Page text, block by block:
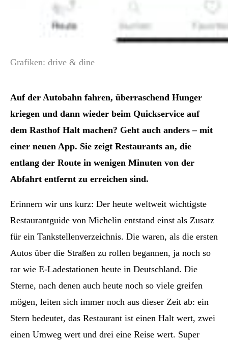
Grafiken: drive & dine
Auf der Autobahn fahren, überraschend Hunger
kriegen und dann wieder beim Quickservice auf
dem Rasthof Halt machen? Geht auch anders – mit
einer neuen App. Sie zeigt Restaurants an, die
entlang der Route in wenigen Minuten von der
Abfahrt entfernt zu erreichen sind.
Erinnern wir uns kurz: Der heute weltweit wichtigste
Restaurantguide von Michelin entstand einst als Zusatz
für ein Tankstellenverzeichnis. Die waren, als die ersten
Autos über die Straßen zu rollen begannen, ja noch so
rar wie E-Ladestationen heute in Deutschland. Die
Sterne, nach denen auch heute noch so viele greifen
mögen, leiten sich immer noch aus dieser Zeit ab: ein
Stern bedeutet, das Restaurant ist einen Halt wert, zwei
einen Umweg wert und drei eine Reise wert. Super